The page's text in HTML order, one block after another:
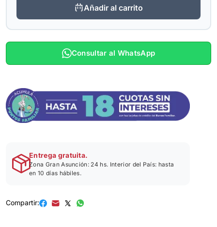
Añadir al carrito
Consultar al WhatsApp
Entrega gratuita.
Zona Gran Asunción: 24 hs. Interior del País: hasta
en 10 días hábiles.
Compartir: